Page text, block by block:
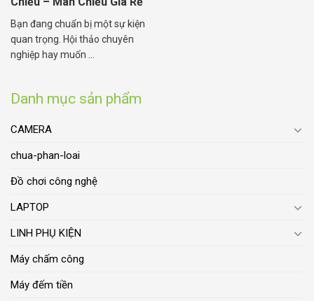
Danh mục sản phẩm
CAMERA
chua-phan-loai
Đồ chơi công nghệ
LAPTOP
LINH PHỤ KIỆN
Máy chấm công
Máy đếm tiền
Tại Hải Dương
Bạn đang chuẩn bị một sự kiện
quan trọng. Hội thảo chuyên
nghiệp hay muốn ...